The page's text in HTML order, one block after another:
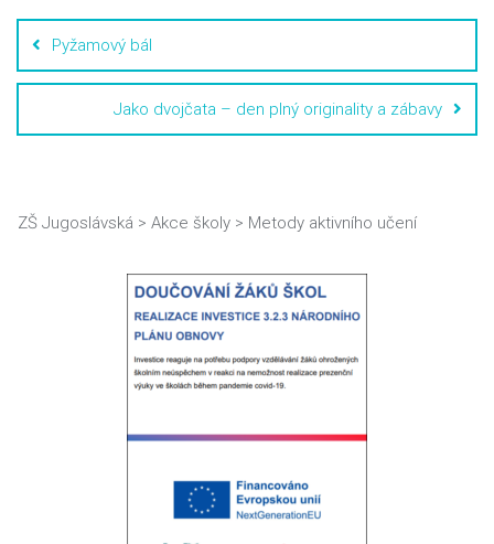
Pyžamový bál
Jako dvojčata – den plný originality a zábavy
ZŠ Jugoslávská > Akce školy > Metody aktivního učení